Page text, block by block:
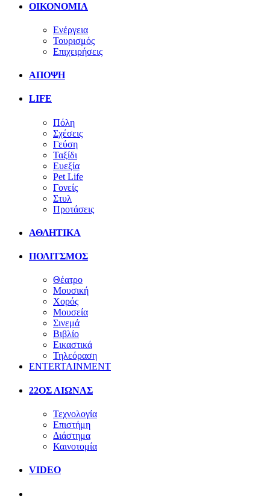
ΟΙΚΟΝΟΜΙΑ
Ενέργεια
Τουρισμός
Επιχειρήσεις
ΑΠΟΨΗ
LIFE
Πόλη
Σχέσεις
Γεύση
Ταξίδι
Ευεξία
Pet Life
Γονείς
Στυλ
Προτάσεις
ΑΘΛΗΤΙΚΑ
ΠΟΛΙΤΣΜΟΣ
Θέατρο
Μουσική
Χορός
Μουσεία
Σινεμά
Βιβλίο
Εικαστικά
Τηλεόραση
ENTERTAINMENT
22ΟΣ ΑΙΩΝΑΣ
Τεχνολογία
Επιστήμη
Διάστημα
Καινοτομία
VIDEO